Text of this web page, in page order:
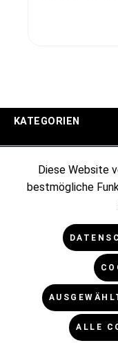
KATEGORIEN
RECHTLICHES
* Alle Preise
Versandkosten
und
Diese Website
bestmögliche
ALLE